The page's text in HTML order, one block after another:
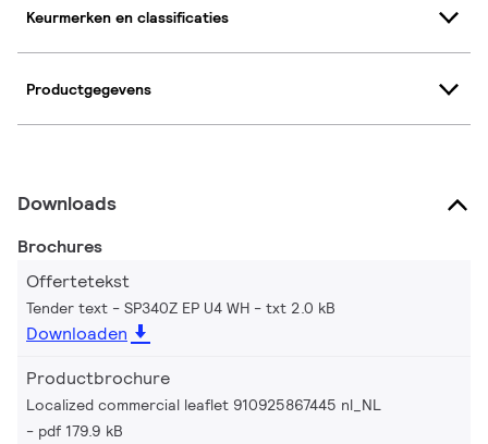
Keurmerken en classificaties
Productgegevens
Downloads
Brochures
Offertetekst
Tender text - SP340Z EP U4 WH txt 2.0 kB
Downloaden
Productbrochure
Localized commercial leaflet 910925867445 nl_NL
pdf 179.9 kB